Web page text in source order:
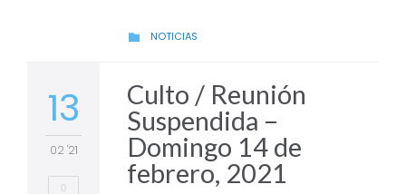
 CATEGORY
NOTICIAS
13
02 '21
0
Culto / Reunión
Suspendida –
Domingo 14 de
febrero, 2021